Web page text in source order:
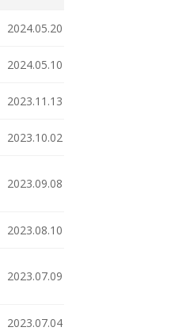
2024.05.20
2024.05.10
2023.11.13
2023.10.02
2023.09.08
2023.08.10
2023.07.09
2023.07.04